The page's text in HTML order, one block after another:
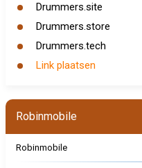
Drummers.site
Drummers.store
Drummers.tech
Link plaatsen
Robinmobile
Robinmobile